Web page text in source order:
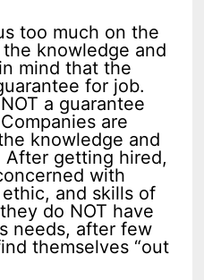
too much on the
knowledge and
mind that the
for job.
a guarantee
are
knowledge and
After getting hired,
with
and skills of
do NOT have
needs, after few
themselves “out